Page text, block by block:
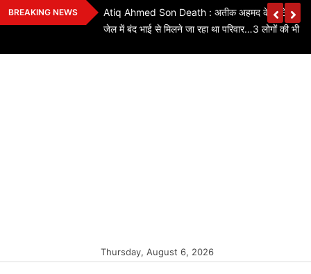
Skip
to
BREAKING NEWS
के लिए बड़ी
पद बढ़े…यहां
Atiq Ahmed Son Death : अतीक अहमद के छोटे बेटे
जेल में बंद भाई से मिलने जा रहा था परिवार…3 लोगों की भी
Thursday, August 6, 2026